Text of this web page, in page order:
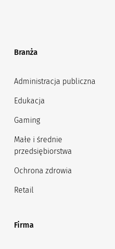
Branża
Administracja publiczna
Edukacja
Gaming
Małe i średnie
przedsiębiorstwa
Ochrona zdrowia
Retail
Firma